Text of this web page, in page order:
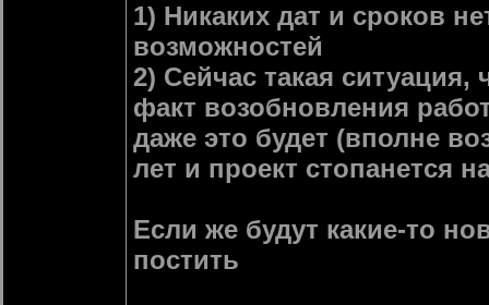
1) Никаких дат и сроков
возможностей
2) Сейчас такая
факт возобновления
даже это будет (вполне
лет и проект стопанется
Если же будут какие-то
постить